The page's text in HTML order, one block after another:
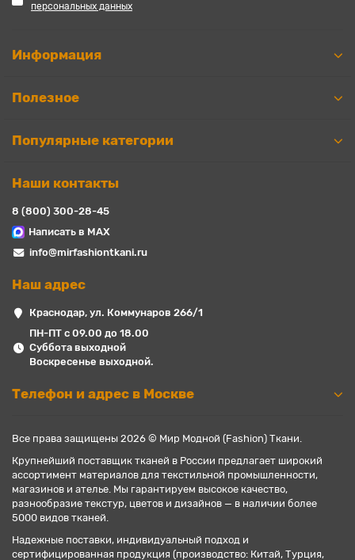
персональных данных
Информация
Полезное
Популярные категории
Наши контакты
8 (800) 300-28-45
Написать в MAX
info@mirfashiontkani.ru
Наш адрес
Краснодар, ул. Коммунаров 266/1
ПН-ПТ с 09.00 до 18.00
Суббота выходной
Воскресенье выходной.
Телефон и адрес в Москве
Все права защищены 2026 © Мир Модной (Fashion) Ткани.
Крупнейший поставщик тканей в России предлагает широкий
ассортимент материалов для текстильной промышленности,
магазинов и ателье. Мы гарантируем высокое качество,
разнообразие текстур, цветов и дизайнов — в наличии более
5000 видов тканей.
Надежные поставки, индивидуальный подход и
сертифицированная продукция (производство: Китай, Турция,